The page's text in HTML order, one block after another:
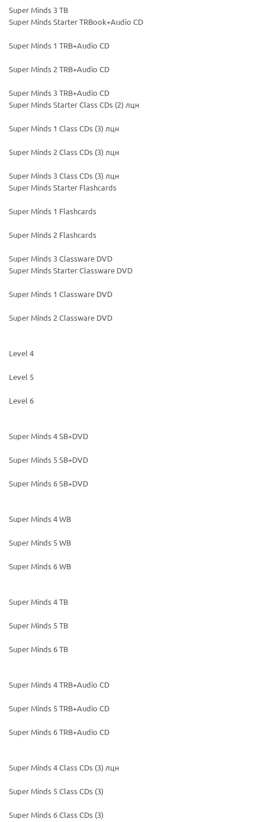
Super Minds 3 TB
Super Minds Starter TRBook+Audio CD
Super Minds 1 TRB+Audio CD
Super Minds 2 TRB+Audio CD
Super Minds 3 TRB+Audio CD
Super Minds Starter Class CDs (2) лцн
Super Minds 1 Class CDs (3) лцн
Super Minds 2 Class CDs (3) лцн
Super Minds 3 Class CDs (3) лцн
Super Minds Starter Flashcards
Super Minds 1 Flashcards
Super Minds 2 Flashcards
Super Minds 3 Classware DVD
Super Minds Starter Classware DVD
Super Minds 1 Classware DVD
Super Minds 2 Classware DVD
Level 4
Level 5
Level 6
Super Minds 4 SB+DVD
Super Minds 5 SB+DVD
Super Minds 6 SB+DVD
Super Minds 4 WB
Super Minds 5 WB
Super Minds 6 WB
Super Minds 4 TB
Super Minds 5 TB
Super Minds 6 TB
Super Minds 4 TRB+Audio CD
Super Minds 5 TRB+Audio CD
Super Minds 6 TRB+Audio CD
Super Minds 4 Class CDs (3) лцн
Super Minds 5 Class CDs (3)
Super Minds 6 Class CDs (3)